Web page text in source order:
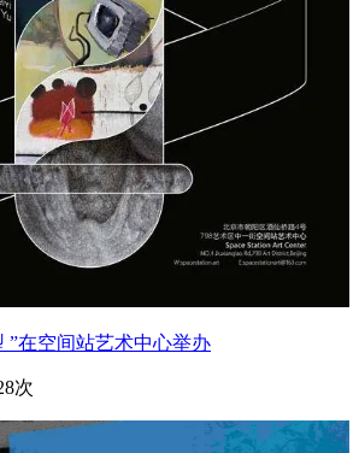
”在空间站艺术中心举办
次